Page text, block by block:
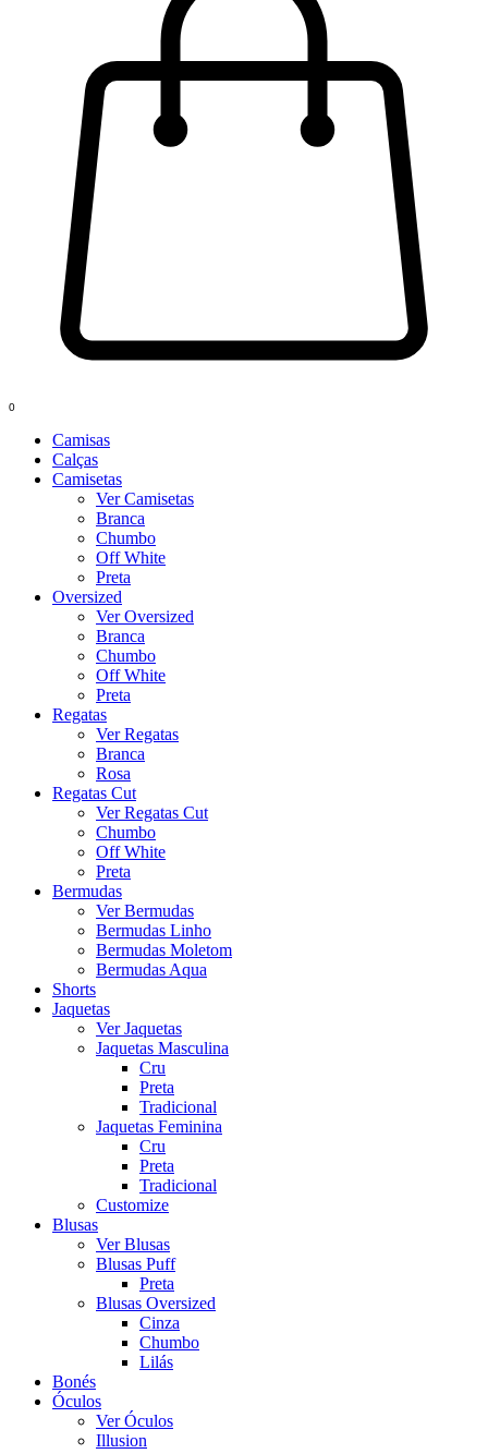
0
Camisas
Calças
Camisetas
Ver Camisetas
Branca
Chumbo
Off White
Preta
Oversized
Ver Oversized
Branca
Chumbo
Off White
Preta
Regatas
Ver Regatas
Branca
Rosa
Regatas Cut
Ver Regatas Cut
Chumbo
Off White
Preta
Bermudas
Ver Bermudas
Bermudas Linho
Bermudas Moletom
Bermudas Aqua
Shorts
Jaquetas
Ver Jaquetas
Jaquetas Masculina
Cru
Preta
Tradicional
Jaquetas Feminina
Cru
Preta
Tradicional
Customize
Blusas
Ver Blusas
Blusas Puff
Preta
Blusas Oversized
Cinza
Chumbo
Lilás
Bonés
Óculos
Ver Óculos
Illusion